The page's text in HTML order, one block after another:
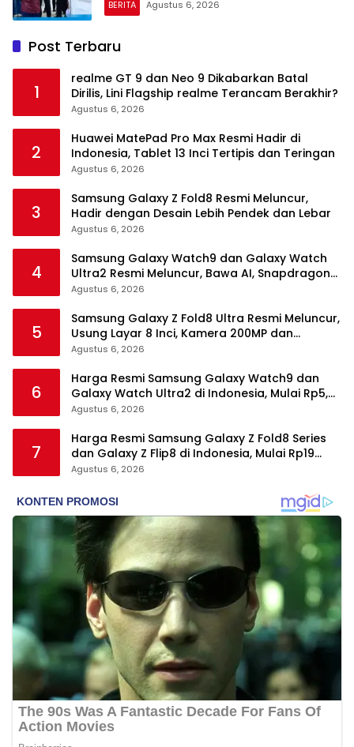
BERITA Agustus 6, 2026
Post Terbaru
1
realme GT 9 dan Neo 9 Dikabarkan Batal
Dirilis, Lini Flagship realme Terancam Berakhir?
Agustus 6, 2026
2
Huawei MatePad Pro Max Resmi Hadir di
Indonesia, Tablet 13 Inci Tertipis dan Teringan
Agustus 6, 2026
3
Samsung Galaxy Z Fold8 Resmi Meluncur,
Hadir dengan Desain Lebih Pendek dan Lebar
Agustus 6, 2026
4
Samsung Galaxy Watch9 dan Galaxy Watch
Ultra2 Resmi Meluncur, Bawa AI, Snapdragon
Wear Elite, dan Fitur Kesehatan Baru
Agustus 6, 2026
5
Samsung Galaxy Z Fold8 Ultra Resmi Meluncur,
Usung Layar 8 Inci, Kamera 200MP dan
Snapdragon 8 Elite Gen 5
Agustus 6, 2026
6
Harga Resmi Samsung Galaxy Watch9 dan
Galaxy Watch Ultra2 di Indonesia, Mulai Rp5,9
Jutaan
Agustus 6, 2026
7
Harga Resmi Samsung Galaxy Z Fold8 Series
dan Galaxy Z Flip8 di Indonesia, Mulai Rp19
Jutaan
Agustus 6, 2026